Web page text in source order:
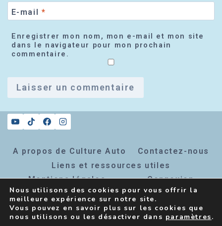
E-mail *
Enregistrer mon nom, mon e-mail et mon site
dans le navigateur pour mon prochain
commentaire.
A propos de Culture Auto
Contactez-nous
Liens et ressources utiles
Mentions légales
Connexion
Inscription newsletter
Nous utilisons des cookies pour vous offrir la
meilleure expérience sur notre site.
Vous pouvez en savoir plus sur les cookies que
nous utilisons ou les désactiver dans paramètres.